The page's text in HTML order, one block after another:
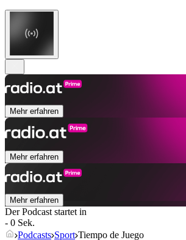
Mehr erfahren
Mehr erfahren
Mehr erfahren
Der Podcast startet in
- 0 Sek.
Podcasts Sport Tiempo de Juego